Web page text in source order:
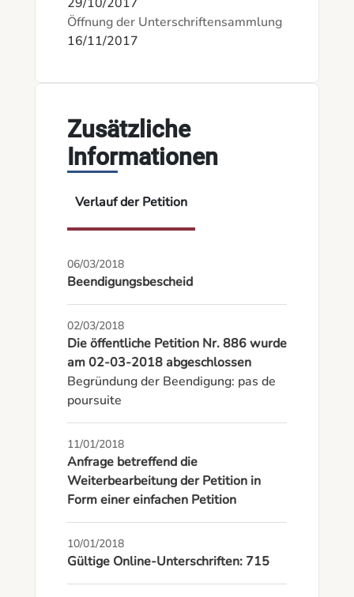
Öffnung der Unterschriftensammlung
16/11/2017
Zusätzliche
Informationen
Verlauf der Petition
06/03/2018
Beendigungsbescheid
02/03/2018
Die öffentliche Petition Nr. 886 wurde
am 02-03-2018 abgeschlossen
Begründung der Beendigung: pas de
poursuite
11/01/2018
Anfrage betreffend die
Weiterbearbeitung der Petition in
Form einer einfachen Petition
10/01/2018
Gültige Online-Unterschriften: 715